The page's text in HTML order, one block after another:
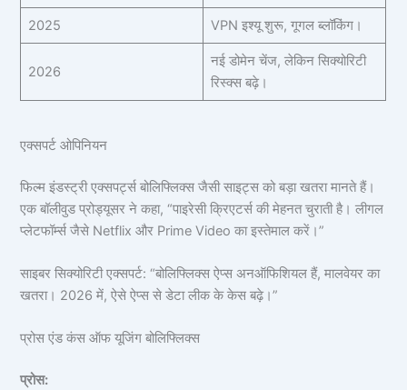
2025 VPN इश्यू शुरू, गूगल ब्लॉकिंग।
2026
नई डोमेन चेंज, लेकिन सिक्योरिटी
रिस्क्स बढ़े।
एक्सपर्ट ओपिनियन
फिल्म इंडस्ट्री एक्सपर्ट्स बोलिफ्लिक्स जैसी साइट्स को बड़ा खतरा मानते हैं।
एक बॉलीवुड प्रोड्यूसर ने कहा, “पाइरेसी क्रिएटर्स की मेहनत चुराती है। लीगल
प्लेटफॉर्म्स जैसे Netflix और Prime Video का इस्तेमाल करें।”
साइबर सिक्योरिटी एक्सपर्ट: “बोलिफ्लिक्स ऐप्स अनऑफिशियल हैं, मालवेयर का
खतरा। 2026 में, ऐसे ऐप्स से डेटा लीक के केस बढ़े।”
प्रोस एंड कंस ऑफ यूजिंग बोलिफ्लिक्स
प्रोस: